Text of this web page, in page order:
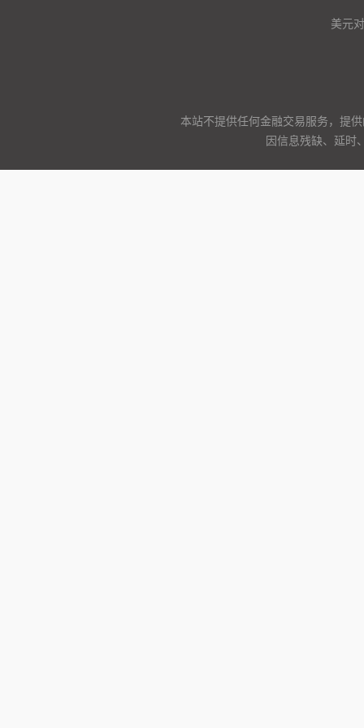
美元
本站不提供任何金融交易服务，提
因信息残缺、延时